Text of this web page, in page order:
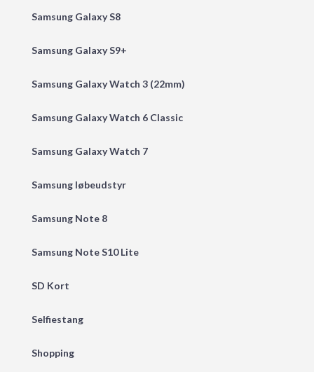
Samsung Galaxy S8
Samsung Galaxy S9+
Samsung Galaxy Watch 3 (22mm)
Samsung Galaxy Watch 6 Classic
Samsung Galaxy Watch 7
Samsung løbeudstyr
Samsung Note 8
Samsung Note S10 Lite
SD Kort
Selfiestang
Shopping